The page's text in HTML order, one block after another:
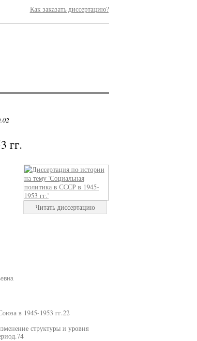
Как заказать диссертацию?
гг.
Читать диссертацию
в 1945-1953 гг.22
структуры и уровня